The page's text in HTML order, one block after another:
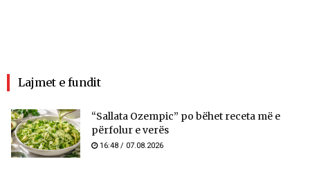
Lajmet e fundit
“Sallata Ozempic” po bëhet receta më e
përfolur e verës
16:48 / 07.08.2026